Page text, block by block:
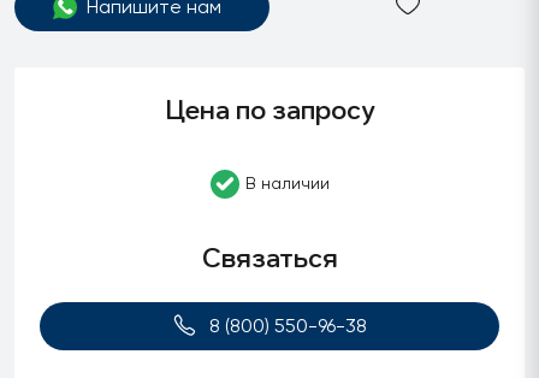
Напишите нам
Цена по запросу
В наличии
Связаться
8 (800) 550-96-38